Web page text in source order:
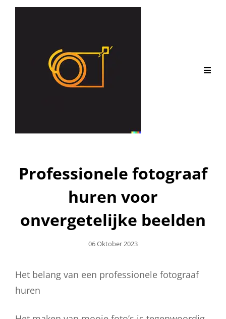
Professionele fotograaf
huren voor
onvergetelijke beelden
Geplaatst
06 Oktober 2023
Het belang van een professionele fotograaf
huren